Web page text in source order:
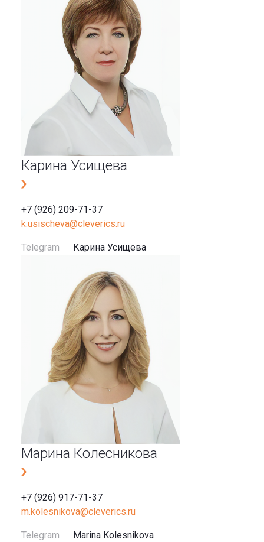
Карина Усищева
+7 (926) 209-71-37
k.usischeva@cleverics.ru
Telegram Карина Усищева
Марина Колесникова
+7 (926) 917-71-37
m.kolesnikova@cleverics.ru
Telegram Marina Kolesnikova